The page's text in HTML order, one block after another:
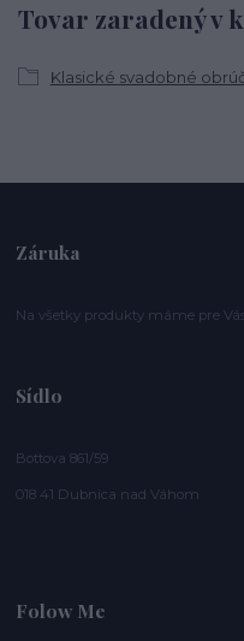
Tovar zaradený v
Klasické svadobné
Záruka
Na všetky produkty máme pre
Sídlo
Bottova 861/59
018 41 Dubnica nad Váhom
Folow Me